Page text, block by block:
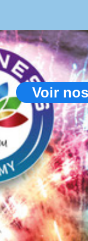
Voir